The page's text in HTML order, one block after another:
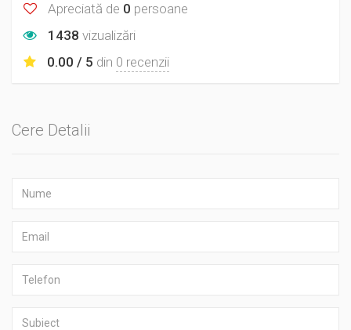
Apreciată de 0 persoane
1438 vizualizări
0.00 / 5 din 0 recenzii
Cere Detalii